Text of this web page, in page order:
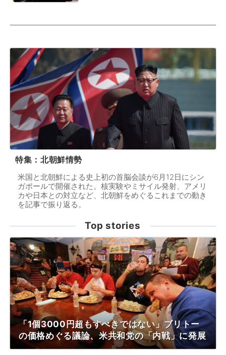
特集：北朝鮮情勢
米国と北朝鮮による史上初の首脳会談が6月12日にシン
ガポールで開催された。核実験やミサイル発射、アメリ
カや日本との対立など、北朝鮮をめぐるこれまでの動き
を記事で振り返る。
Top stories
「1個3000円超もすべきではない」ブリトー
の価格めぐる議論、米共和党の「内戦」に発展